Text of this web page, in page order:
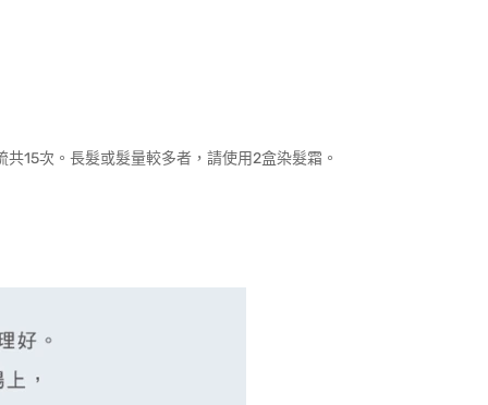
15次。長髮或髮量較多者，請使用2盒染髮霜。